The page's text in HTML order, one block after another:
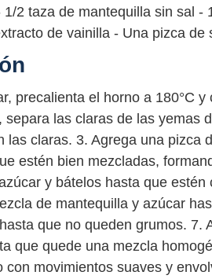
1/2 taza de mantequilla sin sal -
de vainilla - Una pizca de
precalienta el horno a 180°C
separa las claras de las yemas
las claras. 3. Agrega una pizca
estén bien mezcladas,
y bátelos hasta que
de mantequilla y azúcar
que no queden grumos. 7.
que quede una mezcla
con movimientos suaves y